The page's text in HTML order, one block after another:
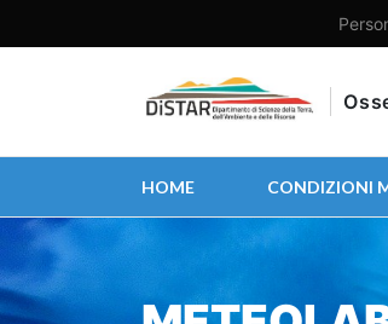
HOME CONDIZIONI